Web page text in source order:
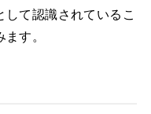
て認識されているこ
す。